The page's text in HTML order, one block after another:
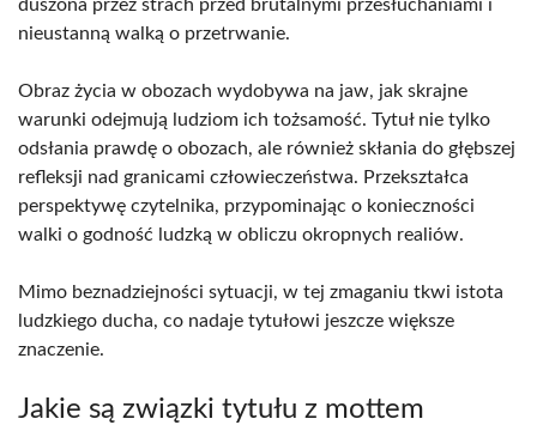
duszona przez strach przed brutalnymi przesłuchaniami i
nieustanną walką o przetrwanie.
Obraz życia w obozach wydobywa na jaw, jak skrajne
warunki odejmują ludziom ich tożsamość. Tytuł nie tylko
odsłania prawdę o obozach, ale również skłania do głębszej
refleksji nad granicami człowieczeństwa. Przekształca
perspektywę czytelnika, przypominając o konieczności
walki o godność ludzką w obliczu okropnych realiów.
Mimo beznadziejności sytuacji, w tej zmaganiu tkwi istota
ludzkiego ducha, co nadaje tytułowi jeszcze większe
znaczenie.
Jakie są związki tytułu z mottem